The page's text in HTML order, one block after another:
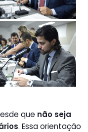
que não seja
. Essa orientação